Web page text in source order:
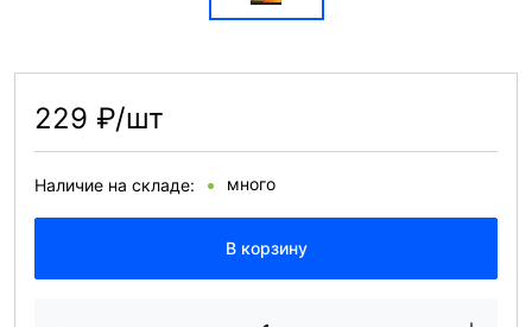
229 ₽/шт
Наличие на складе: много
В корзину